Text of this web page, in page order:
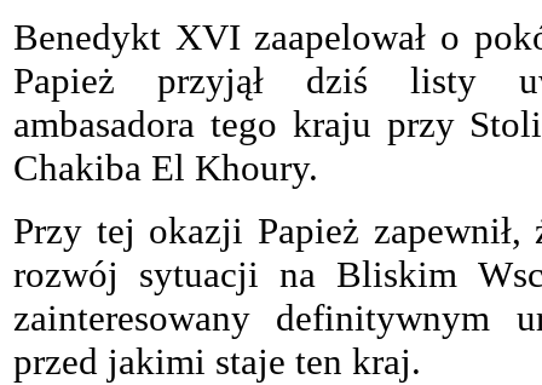
Benedykt XVI zaapelował o
Papież przyjął dziś listy
ambasadora tego kraju przy
Chakiba El Khoury.
Przy tej okazji Papież zapewnił,
rozwój sytuacji na Bliskim
zainteresowany definitywnym
przed jakimi staje ten kraj.